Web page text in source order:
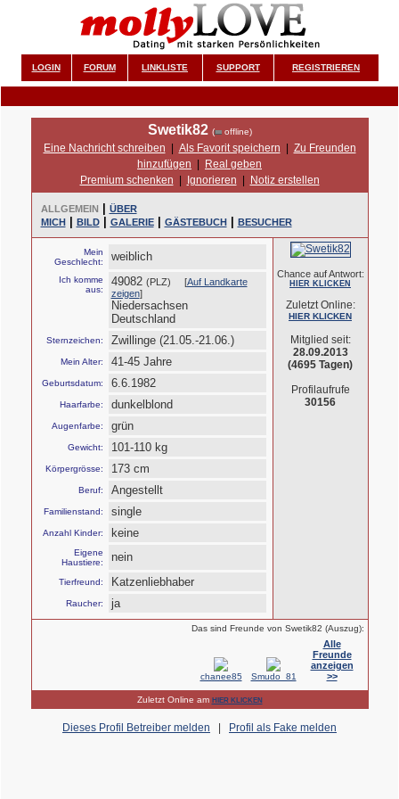
LOGIN FORUM LINKLISTE SUPPORT REGISTRIEREN
Swetik82 ( offline)
Eine Nachricht schreiben Als Favorit speichern
Zu Freunden
hinzufügen
Real geben
Premium schenken
Ignorieren Notiz erstellen
ALLGEMEIN
ÜBER
MICH
BILD GALERIE GÄSTEBUCH BESUCHER
Mein
Geschlecht:
weiblich
Ich komme
aus:
49082 (PLZ) [Auf Landkarte
zeigen]
Niedersachsen
Deutschland
Sternzeichen: Zwillinge (21.05.-21.06.)
Mein Alter: 41-45 Jahre
Geburtsdatum: 6.6.1982
Haarfarbe: dunkelblond
Augenfarbe: grün
Gewicht: 101-110 kg
Körpergrösse: 173 cm
Beruf: Angestellt
Familienstand: single
Anzahl Kinder: keine
Eigene
Haustiere:
nein
Tierfreund: Katzenliebhaber
Raucher: ja
Chance auf Antwort:
HIER KLICKEN
Zuletzt Online:
HIER KLICKEN
Mitglied seit:
28.09.2013
(4695 Tagen)
Profilaufrufe
30156
Das sind Freunde von Swetik82 (Auszug):
chanee85 Smudo_81
Alle
Freunde
anzeigen
>>
Zuletzt Online am HIER KLICKEN
Dieses Profil Betreiber melden Profil als Fake melden